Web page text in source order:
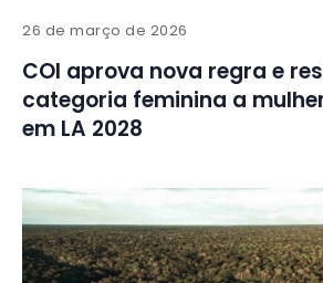
26 de março de 2026
COI aprova nova regra e
categoria feminina a
em LA 2028